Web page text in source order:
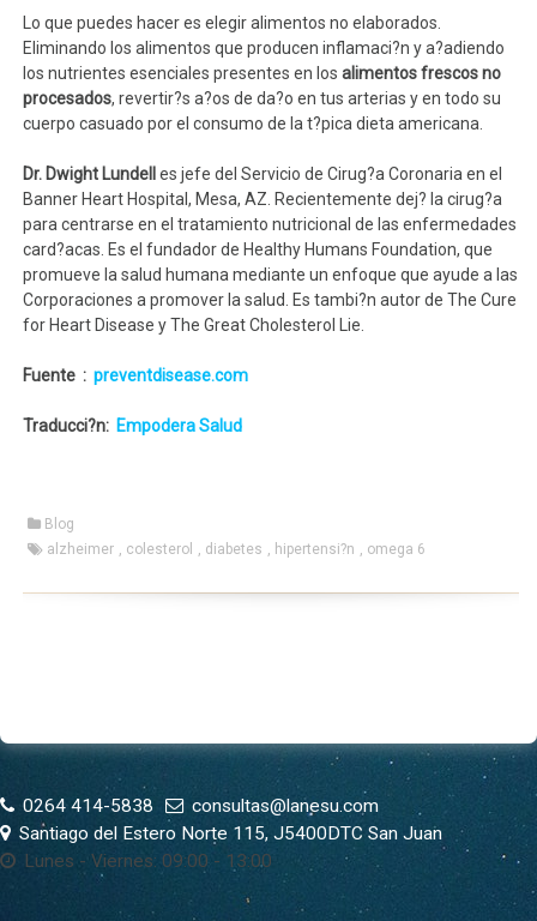
Lo que puedes hacer es elegir alimentos no elaborados.
Eliminando los alimentos que producen inflamaci?n y a?adiendo
los nutrientes esenciales presentes en losalimentos frescos no
procesados, revertir?s a?os de da?o en tus arterias y en todo su
cuerpo casuado por el consumo de la t?pica dieta americana.
Dr. Dwight Lundell es jefe del Servicio de Cirug?a Coronaria en el
Banner Heart Hospital, Mesa, AZ. Recientemente dej? la cirug?a
para centrarse en el tratamiento nutricional de las enfermedades
card?acas. Es el fundador de Healthy Humans Foundation, que
promueve la salud humana mediante un enfoque que ayude a las
Corporaciones a promover la salud. Es tambi?n autor de The Cure
for Heart Disease y The Great Cholesterol Lie.
Fuente : preventdisease.com
Traducci?n: Empodera Salud
Blog
alzheimer , colesterol , diabetes , hipertensi?n , omega 6
0264 414-5838
consultas@lanesu.com
Santiago del Estero Norte 115, J5400DTC San Juan
Lunes - Viernes: 09:00 - 13:00